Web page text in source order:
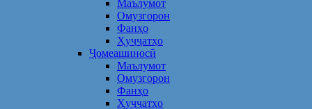
Маълумот
Омузгорон
Фанҳо
Ҳуҷҷатҳо
Ҷомеашиносӣ
Маълумот
Омузгорон
Фанҳо
Ҳуҷҷатҳо